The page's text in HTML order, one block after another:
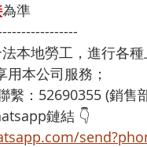
為準
本地勞工，進行各
享用本公司服務；
繫：52690355 (銷售
鏈結 👇